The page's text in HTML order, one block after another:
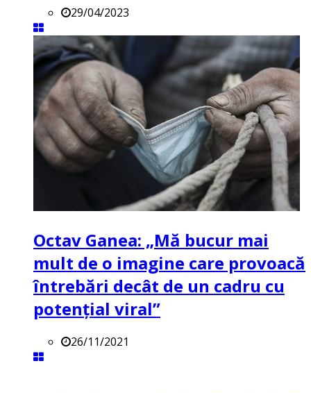
29/04/2023
Octav Ganea: „Mă bucur mai
mult de o imagine care provoacă
întrebări decât de un cadru cu
potenţial viral”
26/11/2021